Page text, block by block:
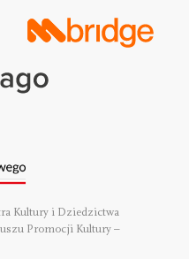
Kultury i Dziedzictwa
Promocji Kultury –